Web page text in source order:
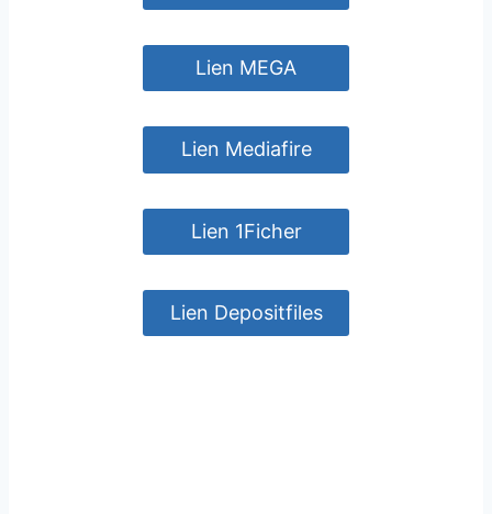
Lien MEGA
Lien Mediafire
Lien 1Ficher
Lien Depositfiles